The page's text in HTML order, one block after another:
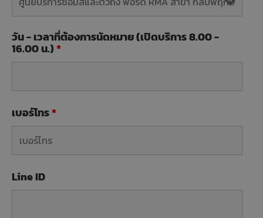
วัน - เวลาที่ต้องการนัดหมาย (เปิดบริการ 8.00 -
16.00 น.)*
เบอร์โทร*
Line ID